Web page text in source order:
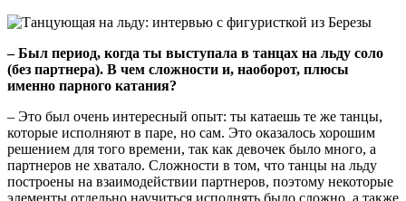
– Был период, когда ты выступала в танцах на льду соло
(без партнера). В чем сложности и, наоборот, плюсы
именно парного катания?
– Это был очень интересный опыт: ты катаешь те же танцы,
которые исполняют в паре, но сам. Это оказалось хорошим
решением для того времени, так как девочек было много, а
партнеров не хватало. Сложности в том, что танцы на льду
построены на взаимодействии партнеров, поэтому некоторые
элементы отдельно научиться исполнять было сложно, а также